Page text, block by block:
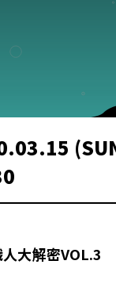
大解密VOL.3